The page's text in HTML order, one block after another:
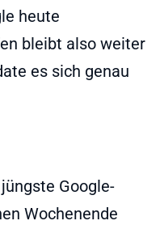
heute
bleibt also weiter
es sich genau
Google-
Wochenende